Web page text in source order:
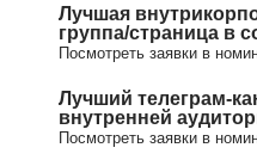
Лучшая
группа/cтраница в
Посмотреть заявки в
Лучший телеграм-
внутренней
Посмотреть заявки в